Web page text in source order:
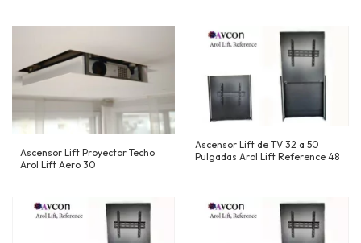
Ascensor Lift Proyector Techo
Arol Lift Aero 30
Ascensor Lift de TV 32 a 50
Pulgadas Arol Lift Reference 48